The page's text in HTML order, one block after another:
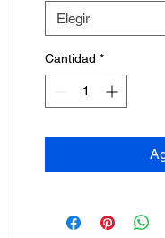
Elegir
Cantidad *